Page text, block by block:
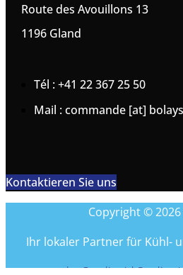
Route des Avouillons 13
1196 Gland
Tél : +41 22 367 25 50
Mail : commande [at]
Kontaktieren Sie uns
Copyright © 2026
Ihr lokaler Partner für Kühl-
by Coreliquid Studio -